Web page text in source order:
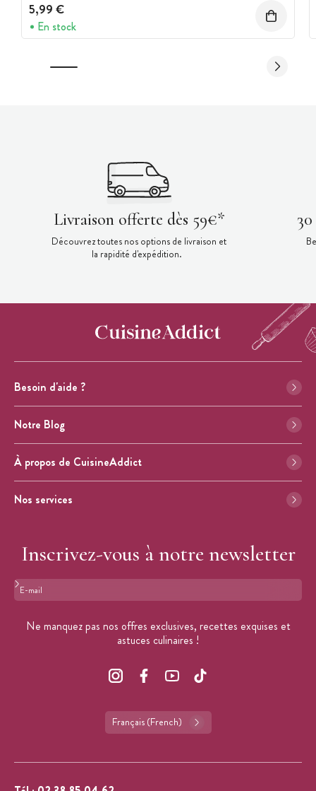
5,99 €
En stock
Livraison offerte dès 59€*
Découvrez toutes nos options de livraison et
la rapidité d'expédition.
Besoin d'aide ?
Notre Blog
À propos de CuisineAddict
Nos services
Inscrivez-vous à notre newsletter
Format : adresse@email.com
Ne manquez pas nos offres exclusives, recettes exquises et
astuces culinaires !
Français (French)